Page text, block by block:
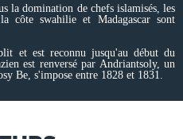
la domination de chefs islamisés, les
côte swahilie et Madagascar sont
et est reconnu jusqu'au début du
est renversé par Andriantsoly, un
Be, s'impose entre 1828 et 1831.